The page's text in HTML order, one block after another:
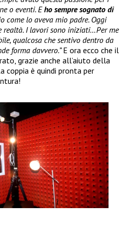
o eventi. Eho sempre sognato di
come lo aveva mio padre. Oggi
realtà. I lavori sono iniziati…Per me
qualcosa che sentivo dentro da
forma davvero.”E ora ecco che il
grazie anche all’aiuto della
coppia è quindi pronta per